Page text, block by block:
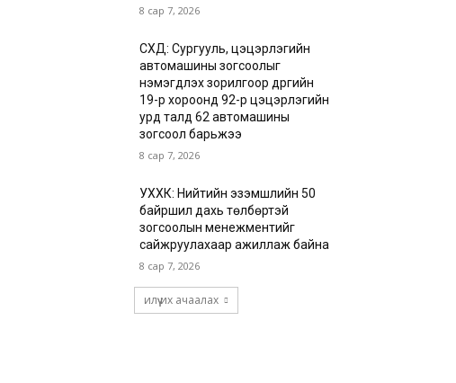
8 сар 7, 2026
СХД: Сургууль, цэцэрлэгийн
автомашины зогсоолыг
нэмэгдүүлэх зорилгоор дүүргийн
19-р хороонд 92-р цэцэрлэгийн
урд талд 62 автомашины
зогсоол барьжээ
8 сар 7, 2026
УХХК: Нийтийн эзэмшлийн 50
байршил дахь төлбөртэй
зогсоолын менежментийг
сайжруулахаар ажиллаж байна
8 сар 7, 2026
илүү их ачаалах